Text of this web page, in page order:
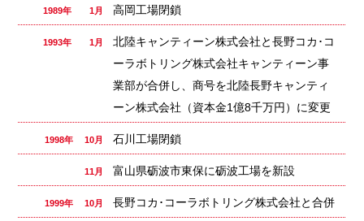
1989年 1月 高岡工場閉鎖
1993年 1月
北陸キャンティーン株式会社と長野コカ･コ
ーラボトリング株式会社キャンティーン事
業部が合併し、商号を北陸長野キャンティ
ーン株式会社（資本金1億8千万円）に変更
1998年 10月 石川工場閉鎖
11月 富山県砺波市東保に砺波工場を新設
1999年 10月 長野コカ･コーラボトリング株式会社と合併